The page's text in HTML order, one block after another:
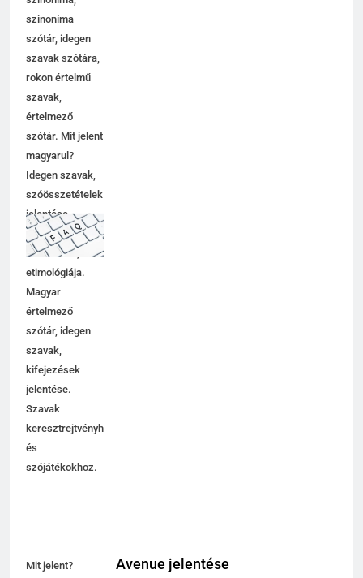
szinoníma
szótár, idegen
szavak szótára,
rokon értelmű
szavak,
értelmező
szótár. Mit jelent
magyarul?
Idegen szavak,
szóösszetételek
jelentése,
magyarázata,
használata,
etimológiája.
Magyar
értelmező
szótár, idegen
szavak,
kifejezések
jelentése.
Szavak
keresztrejtvényhez
és
szójátékokhoz.
Mit jelent?
Avenue jelentése